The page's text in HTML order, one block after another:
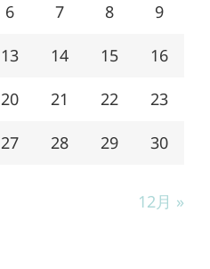
6 7 8 9
13 14 15 16
20 21 22 23
27 28 29 30
12月 »